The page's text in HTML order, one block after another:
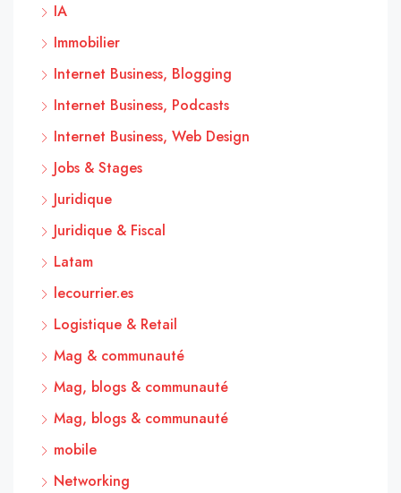
IA
Immobilier
Internet Business, Blogging
Internet Business, Podcasts
Internet Business, Web Design
Jobs & Stages
Juridique
Juridique & Fiscal
Latam
lecourrier.es
Logistique & Retail
Mag & communauté
Mag, blogs & communauté
Mag, blogs & communauté
mobile
Networking